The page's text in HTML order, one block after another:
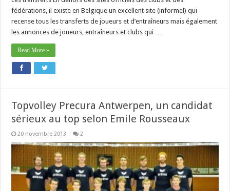
fédérations, il existe en Belgique un excellent site (informel) qui
recense tous les transferts de joueurs et d’entraîneurs mais également
les annonces de joueurs, entraîneurs et clubs qui …
Read More »
Topvolley Precura Antwerpen, un candidat
sérieux au top selon Emile Rousseaux
20 novembre 2013 2